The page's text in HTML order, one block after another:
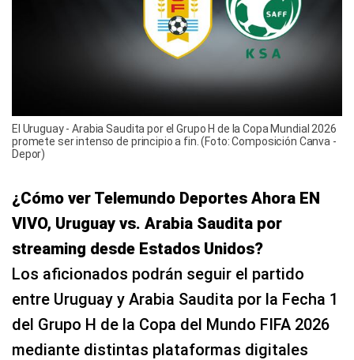
El Uruguay - Arabia Saudita por el Grupo H de la Copa Mundial 2026
promete ser intenso de principio a fin. (Foto: Composición Canva -
Depor)
¿Cómo ver Telemundo Deportes Ahora EN
VIVO, Uruguay vs. Arabia Saudita por
streaming desde Estados Unidos?
Los aficionados podrán seguir el partido
entre Uruguay y Arabia Saudita por la Fecha 1
del Grupo H de la Copa del Mundo FIFA 2026
mediante distintas plataformas digitales